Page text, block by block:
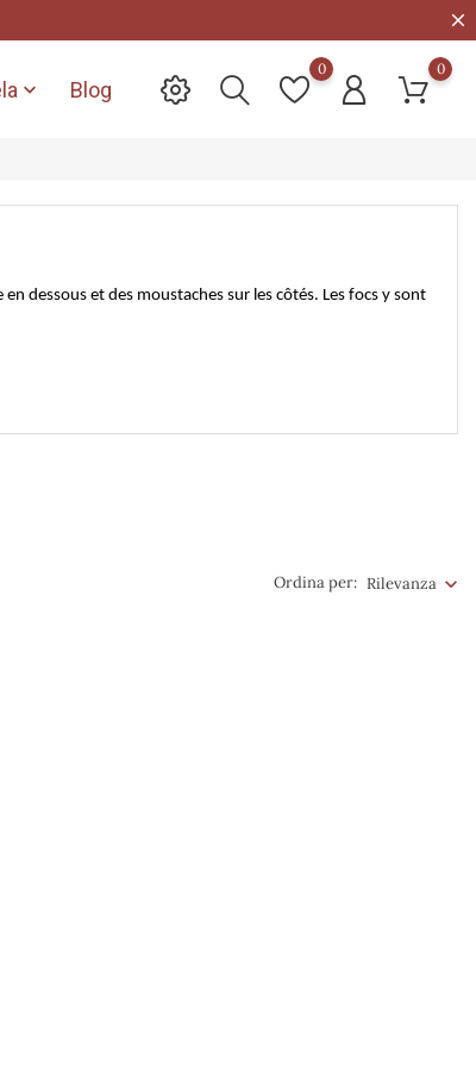
 Blog
0 0
dessous et des moustaches sur les côtés. Les focs y sont
Ordina per: Rilevanza